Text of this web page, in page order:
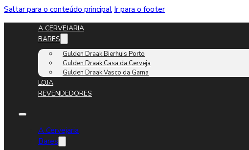
Saltar para o conteúdo principal Ir para o footer
A CERVEJARIA
BARES
Gulden Draak Bierhuis Porto
Gulden Draak Casa da Cerveja
Gulden Draak Vasco da Gama
LOJA
REVENDEDORES
A Cervejaria
Bares